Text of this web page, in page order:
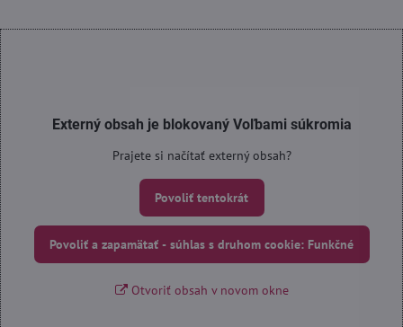
Externý obsah je blokovaný Voľbami súkromia
Prajete si načítať externý obsah?
Povoliť tentokrát
Povoliť a zapamätať - súhlas s druhom cookie: Funkčné
Otvoriť obsah v novom okne